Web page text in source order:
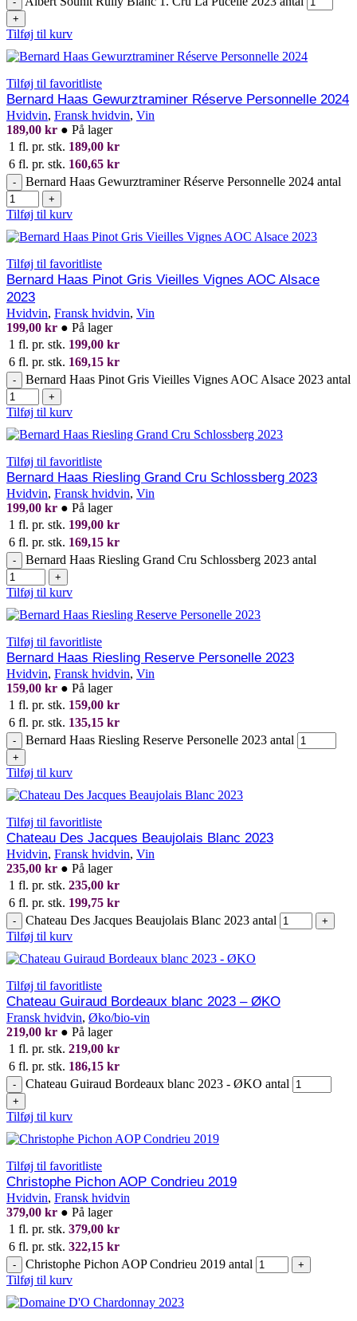
+
Tilføj til kurv
Tilføj til favoritliste
Bernard Haas Gewurztraminer Réserve Personnelle 2024
Hvidvin, Fransk hvidvin, Vin
189,00 kr ● På lager
1 fl. pr. stk. 189,00 kr
6 fl. pr. stk. 160,65 kr
- Bernard Haas Gewurztraminer Réserve Personnelle 2024 antal
+
Tilføj til kurv
Tilføj til favoritliste
Bernard Haas Pinot Gris Vieilles Vignes AOC Alsace
2023
Hvidvin, Fransk hvidvin, Vin
199,00 kr ● På lager
1 fl. pr. stk. 199,00 kr
6 fl. pr. stk. 169,15 kr
- Bernard Haas Pinot Gris Vieilles Vignes AOC Alsace 2023 antal
+
Tilføj til kurv
Tilføj til favoritliste
Bernard Haas Riesling Grand Cru Schlossberg 2023
Hvidvin, Fransk hvidvin, Vin
199,00 kr ● På lager
1 fl. pr. stk. 199,00 kr
6 fl. pr. stk. 169,15 kr
- Bernard Haas Riesling Grand Cru Schlossberg 2023 antal
+
Tilføj til kurv
Tilføj til favoritliste
Bernard Haas Riesling Reserve Personelle 2023
Hvidvin, Fransk hvidvin, Vin
159,00 kr ● På lager
1 fl. pr. stk. 159,00 kr
6 fl. pr. stk. 135,15 kr
- Bernard Haas Riesling Reserve Personelle 2023 antal
+
Tilføj til kurv
Tilføj til favoritliste
Chateau Des Jacques Beaujolais Blanc 2023
Hvidvin, Fransk hvidvin, Vin
235,00 kr ● På lager
1 fl. pr. stk. 235,00 kr
6 fl. pr. stk. 199,75 kr
- Chateau Des Jacques Beaujolais Blanc 2023 antal +
Tilføj til kurv
Tilføj til favoritliste
Chateau Guiraud Bordeaux blanc 2023 – ØKO
Fransk hvidvin, Øko/bio-vin
219,00 kr ● På lager
1 fl. pr. stk. 219,00 kr
6 fl. pr. stk. 186,15 kr
- Chateau Guiraud Bordeaux blanc 2023 - ØKO antal
+
Tilføj til kurv
Tilføj til favoritliste
Christophe Pichon AOP Condrieu 2019
Hvidvin, Fransk hvidvin
379,00 kr ● På lager
1 fl. pr. stk. 379,00 kr
6 fl. pr. stk. 322,15 kr
- Christophe Pichon AOP Condrieu 2019 antal +
Tilføj til kurv